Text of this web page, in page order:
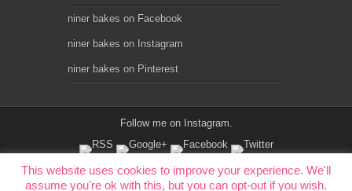
niner bakes on Facebook
niner bakes on Instagram
niner bakes on Pinterest
Follow me on Instagram.
This website uses cookies to improve your experience. We'll
assume you're ok with this, but you can opt-out if you wish.